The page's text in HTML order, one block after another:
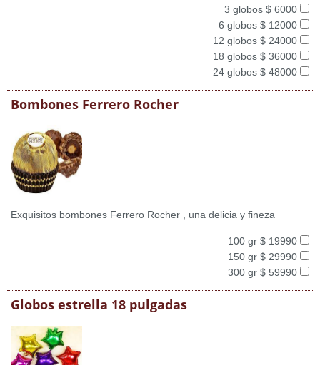
3 globos $ 6000
6 globos $ 12000
12 globos $ 24000
18 globos $ 36000
24 globos $ 48000
Bombones Ferrero Rocher
Exquisitos bombones Ferrero Rocher , una delicia y fineza
100 gr $ 19990
150 gr $ 29990
300 gr $ 59990
Globos estrella 18 pulgadas